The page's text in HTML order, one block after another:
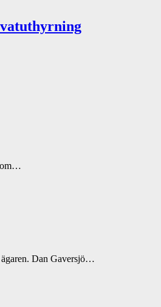
om…
ägaren. Dan Gaversjö…